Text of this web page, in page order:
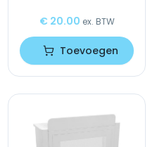
€ 20.00 ex. BTW
Toevoegen